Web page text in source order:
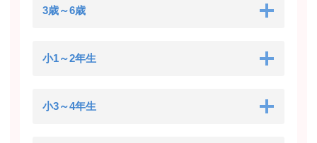
3歳～6歳
小1～2年生
小3～4年生